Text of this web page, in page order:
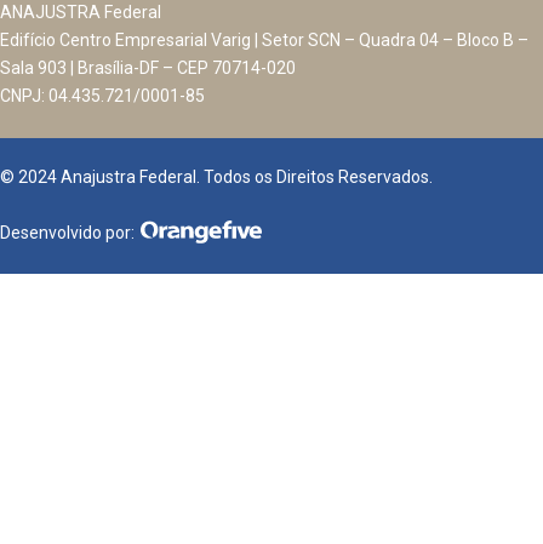
ANAJUSTRA Federal
Edifício Centro Empresarial Varig | Setor SCN – Quadra 04 – Bloco B –
Sala 903 | Brasília-DF – CEP 70714-020
CNPJ: 04.435.721/0001-85
© 2024 Anajustra Federal. Todos os Direitos Reservados.
Desenvolvido por: